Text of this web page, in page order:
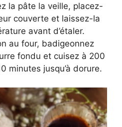
la pâte la veille, placez-
couverte et laissez-la
avant d’étaler.
au four, badigeonnez
fondu et cuisez à 200
minutes jusqu’à dorure.